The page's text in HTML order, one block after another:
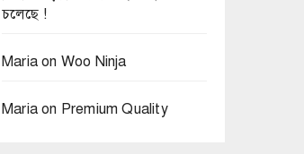
চলেছে !
Maria on Woo Ninja
Maria on Premium Quality